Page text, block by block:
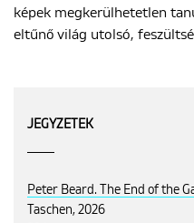
képek megkerülhetetlen
eltűnő világ utolsó,
JEGYZETEK
Peter Beard. The End of the
Taschen, 2026